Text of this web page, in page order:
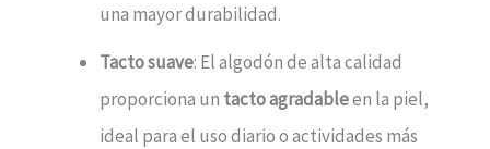
una mayor durabilidad.
Tacto suave: El algodón de alta calidad
proporciona un tacto agradableen la piel,
ideal para el uso diario o actividades más